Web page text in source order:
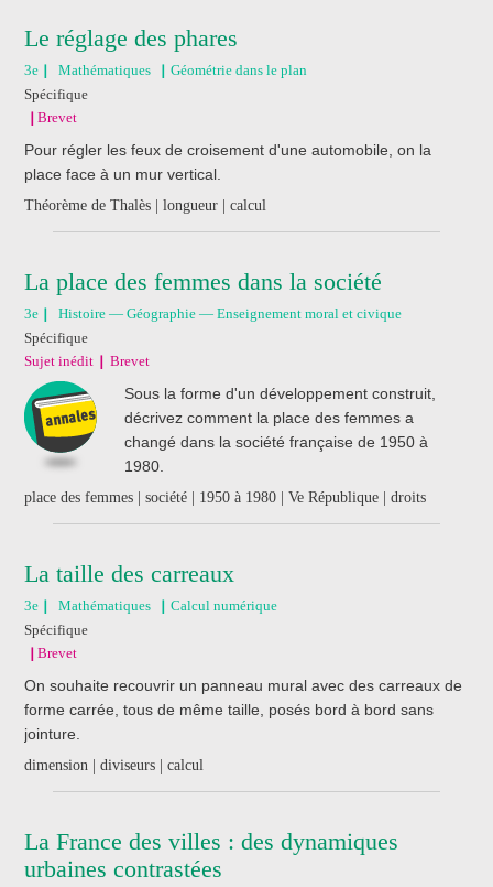
Le réglage des phares
3e Mathématiques
Géométrie dans le plan
Spécifique
Brevet
Pour régler les feux de croisement d'une automobile, on la
place face à un mur vertical.
Théorème de Thalès | longueur | calcul
La place des femmes dans la société
3e
Histoire — Géographie — Enseignement moral et civique
Spécifique
Sujet inédit
Brevet
Sous la forme d'un développement construit,
décrivez comment la place des femmes a
changé dans la société française de 1950 à
1980.
place des femmes | société | 1950 à 1980 | Ve République | droits
La taille des carreaux
3e Mathématiques
Calcul numérique
Spécifique
Brevet
On souhaite recouvrir un panneau mural avec des carreaux de
forme carrée, tous de même taille, posés bord à bord sans
jointure.
dimension | diviseurs | calcul
La France des villes : des dynamiques
urbaines contrastées